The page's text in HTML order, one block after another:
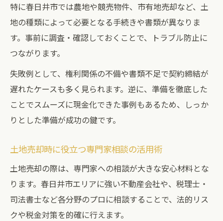
特に春日井市では農地や競売物件、市有地売却など、土
地の種類によって必要となる手続きや書類が異なりま
す。事前に調査・確認しておくことで、トラブル防止に
つながります。
失敗例として、権利関係の不備や書類不足で契約締結が
遅れたケースも多く見られます。逆に、準備を徹底した
ことでスムーズに現金化できた事例もあるため、しっか
りとした準備が成功の鍵です。
土地売却時に役立つ専門家相談の活用術
土地売却の際は、専門家への相談が大きな安心材料とな
ります。春日井市エリアに強い不動産会社や、税理士・
司法書士など各分野のプロに相談することで、法的リス
クや税金対策を的確に行えます。